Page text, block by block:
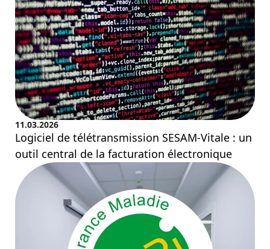
11.03.2026
Logiciel de télétransmission SESAM-Vitale : un
outil central de la facturation électronique